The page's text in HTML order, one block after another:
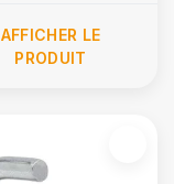
AFFICHER LE
PRODUIT